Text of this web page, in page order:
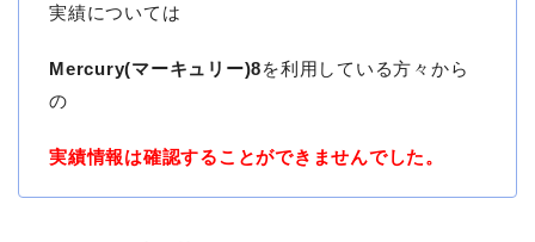
実績については
Mercury(マーキュリー)8を利用している方々から
の
実績情報は確認することができませんでした。